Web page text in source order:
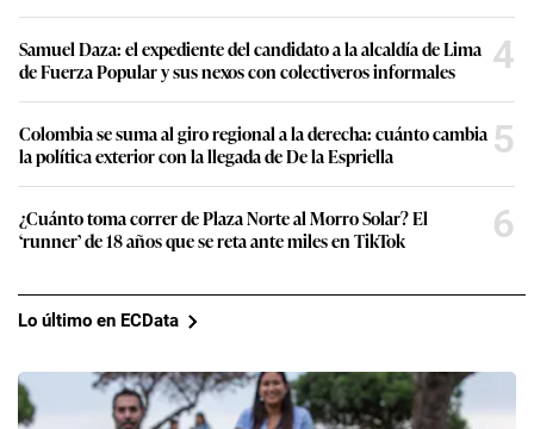
Samuel Daza: el expediente del candidato a la alcaldía de Lima
de Fuerza Popular y sus nexos con colectiveros informales
4
Colombia se suma al giro regional a la derecha: cuánto cambia
la política exterior con la llegada de De la Espriella
5
¿Cuánto toma correr de Plaza Norte al Morro Solar? El
‘runner’ de 18 años que se reta ante miles en TikTok
6
Lo último en ECData